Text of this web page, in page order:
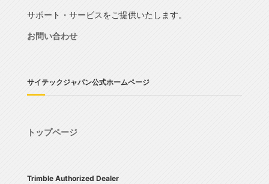
サポート・サービスをご提供いたします。
お問い合わせ
サイテックジャパン公式ホームページ
トップページ
Trimble Authorized Dealer